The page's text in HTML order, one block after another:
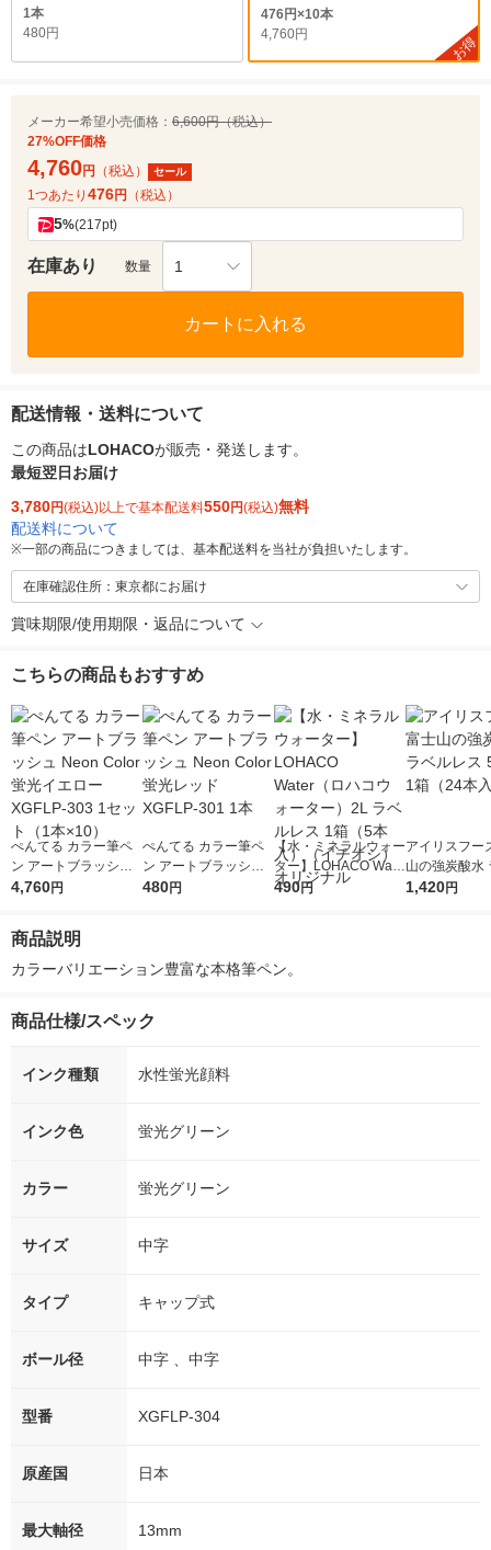
1本
480円
476円×10本
4,760円
お得
メーカー希望小売価格： 6,600円（税込）
27%OFF価格
4,760円 （税込） セール
1つあたり 476円 （税込）
5%(217pt)
在庫あり 数量 1
カートに入れる
配送情報・送料について
この商品はLOHACOが販売・発送します。
最短翌日お届け
3,780円(税込)以上で基本配送料550円(税込)無料
配送料について
※一部の商品につきましては、基本配送料を当社が負担いたします。
在庫確認住所：東京都にお届け
賞味期限/使用期限・返品について
こちらの商品もおすすめ
ぺんてる カラー筆ペ
ン アートブラッシュ
Neon Color 蛍光イエ
4,760円
ぺんてる カラー筆ペ
ン アートブラッシュ
Neon Color 蛍光レッ
480円
【水・ミネラルウォー
ター】LOHACO Wate
r（ロハコウォータ
490円
アイリスフー
山の強炭酸水
レス 500ml 1
1,420円
商品説明
カラーバリエーション豊富な本格筆ペン。
商品仕様/スペック
インク種類 水性蛍光顔料
インク色 蛍光グリーン
カラー 蛍光グリーン
サイズ 中字
タイプ キャップ式
ボール径 中字 、中字
型番 XGFLP-304
原産国 日本
最大軸径 13mm